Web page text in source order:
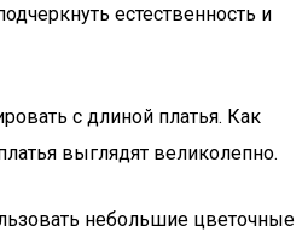
естественность и
с длиной платья. Как
выглядят великолепно.
небольшие цветочные